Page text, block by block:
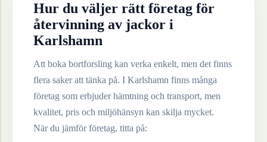
Hur du väljer rätt företag för
återvinning av jackor i
Karlshamn
Att boka bortforsling kan verka enkelt, men det finns
flera saker att tänka på. I Karlshamn finns många
företag som erbjuder hämtning och transport, men
kvalitet, pris och miljöhänsyn kan skilja mycket.
När du jämför företag, titta på: